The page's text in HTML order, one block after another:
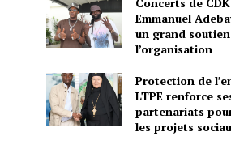
Emmanuel
un grand
l’organisation
Protection de
LTPE renforce
partenariats
les projets